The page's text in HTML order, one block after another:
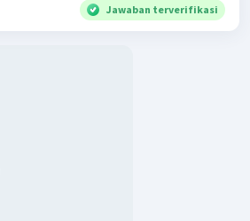
Jawaban terverifikasi